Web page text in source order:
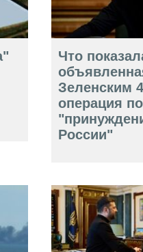
Что
Зеленским
операция по
России"